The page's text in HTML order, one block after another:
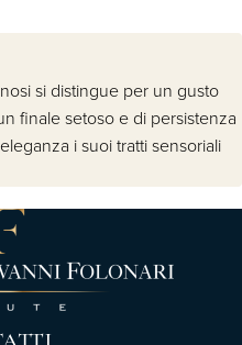
si distingue per un gusto
finale setoso e di persistenza
i suoi tratti sensoriali